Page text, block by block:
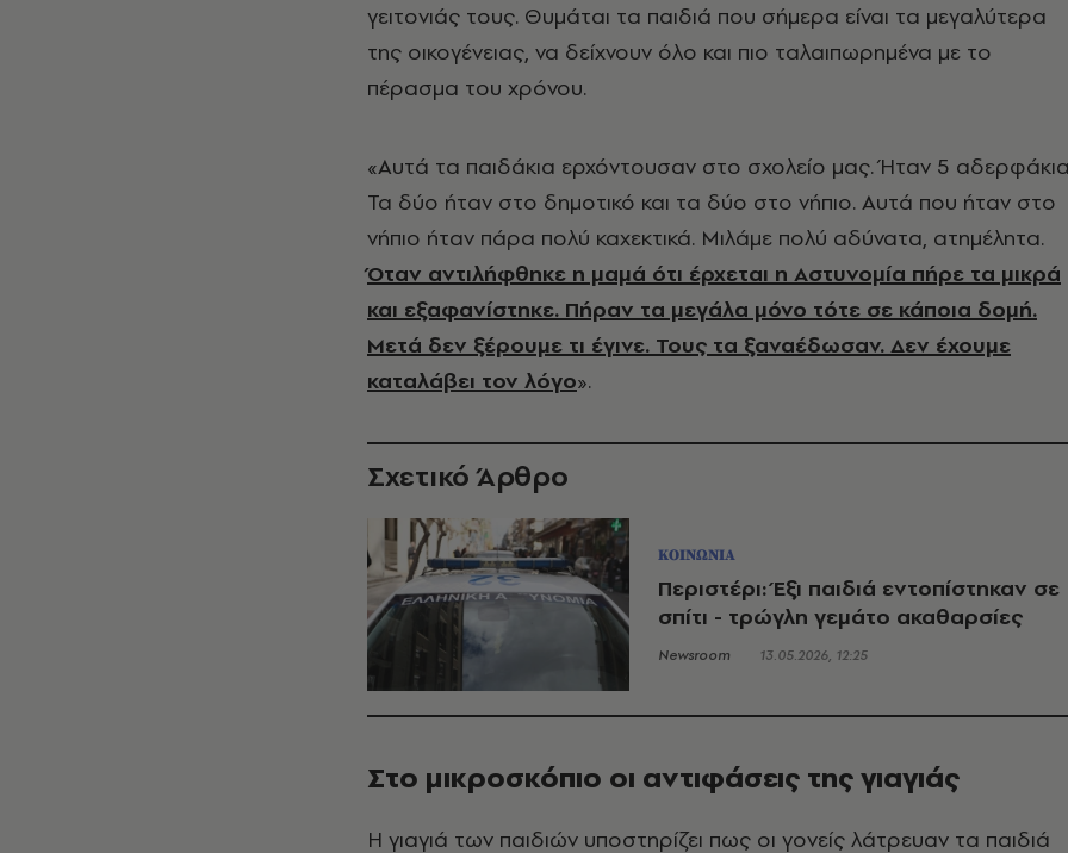
γειτονιάς τους. Θυμάται τα παιδιά που σήμερα είναι τα μεγαλύτερα
της οικογένειας, να δείχνουν όλο και πιο ταλαιπωρημένα με το
πέρασμα του χρόνου.
«Αυτά τα παιδάκια ερχόντουσαν στο σχολείο μας. Ήταν 5
Τα δύο ήταν στο δημοτικό και τα δύο στο νήπιο. Αυτά που ήταν στο
νήπιο ήταν πάρα πολύ καχεκτικά. Μιλάμε πολύ αδύνατα, ατημέλητα.
Όταν αντιλήφθηκε η μαμά ότι έρχεται η Αστυνομία πήρε τα μικρά
και εξαφανίστηκε. Πήραν τα μεγάλα μόνο τότε σε κάποια δομή.
Μετά δεν ξέρουμε τι έγινε. Τους τα ξαναέδωσαν. Δεν έχουμε
καταλάβει τον λόγο».
Σχετικό Άρθρο
ΚΟΙΝΩΝΙΑ
Περιστέρι: Έξι παιδιά εντοπίστηκαν σε
σπίτι - τρώγλη γεμάτο ακαθαρσίες
Newsroom 13.05.2026, 12:25
Στο μικροσκόπιο οι αντιφάσεις της γιαγιάς
Η γιαγιά των παιδιών υποστηρίζει πως οι γονείς λάτρευαν τα παιδιά